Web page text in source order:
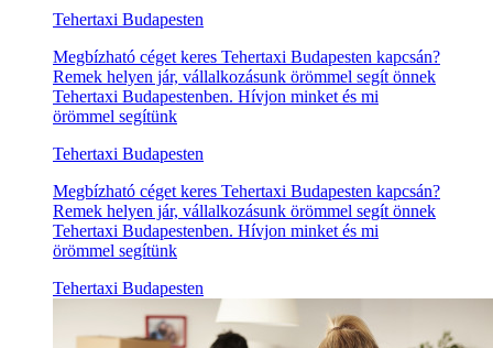
Tehertaxi Budapesten
Megbízható céget keres Tehertaxi Budapesten kapcsán?
Remek helyen jár, vállalkozásunk örömmel segít önnek
Tehertaxi Budapestenben. Hívjon minket és mi
örömmel segítünk
Tehertaxi Budapesten
Megbízható céget keres Tehertaxi Budapesten kapcsán?
Remek helyen jár, vállalkozásunk örömmel segít önnek
Tehertaxi Budapestenben. Hívjon minket és mi
örömmel segítünk
Tehertaxi Budapesten